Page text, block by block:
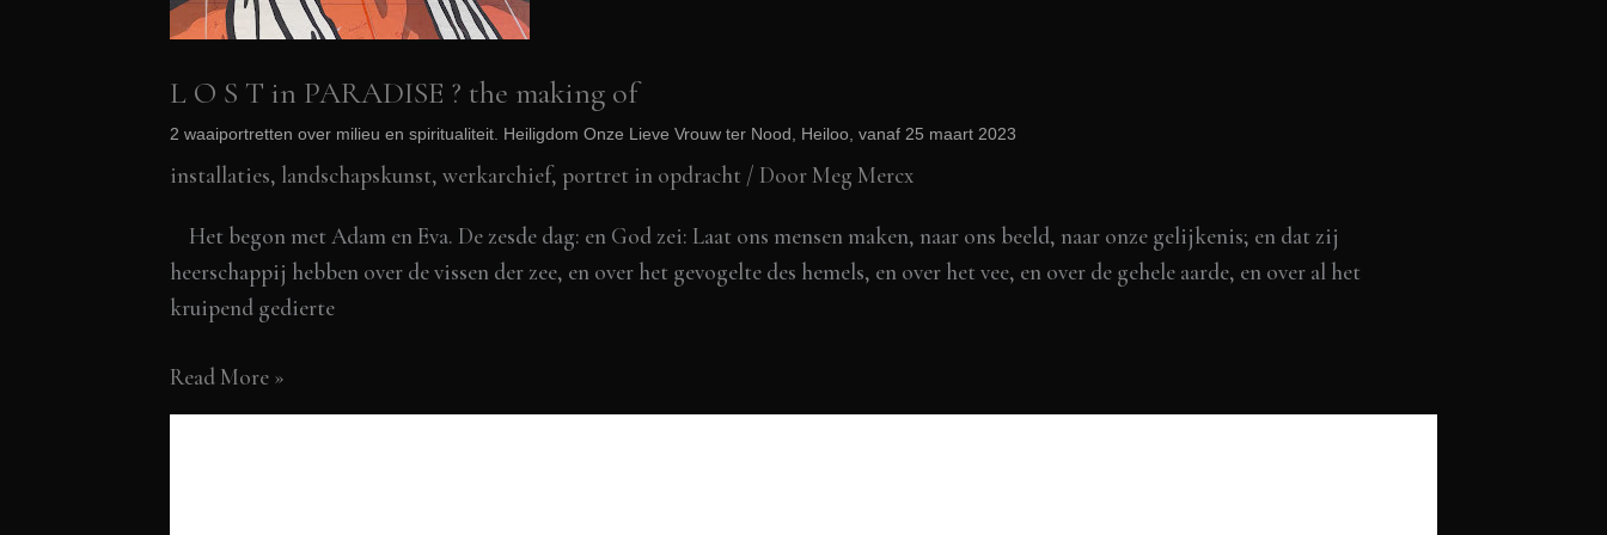
L O S T in PARADISE ? the making of
2 waaiportretten over milieu en spiritualiteit. Heiligdom Onze Lieve Vrouw ter Nood, Heiloo, vanaf 25 maart 2023
installaties, landschapskunst, werkarchief, portret in opdracht / Door Meg Mercx
Het begon met Adam en Eva. De zesde dag: en God zei: Laat ons mensen maken, naar ons beeld, naar onze gelijkenis; en dat zij
heerschappij hebben over de vissen der zee, en over het gevogelte des hemels, en over het vee, en over de gehele aarde, en over al het
kruipend gedierte
L
O
Read More »